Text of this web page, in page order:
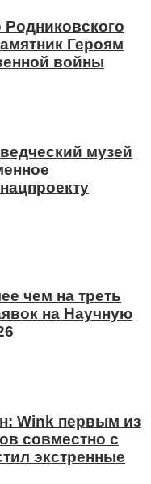
Героям
войны
музей
чем на треть
на Научную
Wink первым из
совместно с
экстренные